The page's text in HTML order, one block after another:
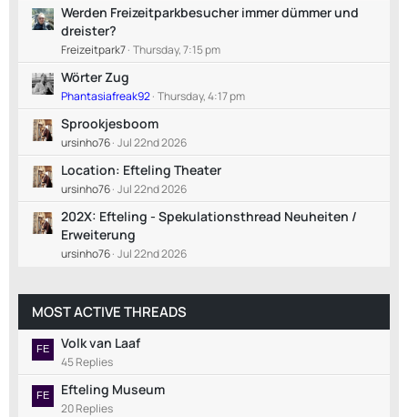
Werden Freizeitparkbesucher immer dümmer und
dreister?
Freizeitpark7 Thursday, 7:15 pm
Wörter Zug
Phantasiafreak92 Thursday, 4:17 pm
Sprookjesboom
ursinho76 Jul 22nd 2026
Location: Efteling Theater
ursinho76 Jul 22nd 2026
202X: Efteling - Spekulationsthread Neuheiten /
Erweiterung
ursinho76 Jul 22nd 2026
MOST ACTIVE THREADS
Volk van Laaf
45 Replies
Efteling Museum
20 Replies